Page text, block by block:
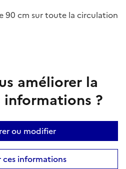
90 cm sur toute la circulation
améliorer la
?
ou modifier
informations